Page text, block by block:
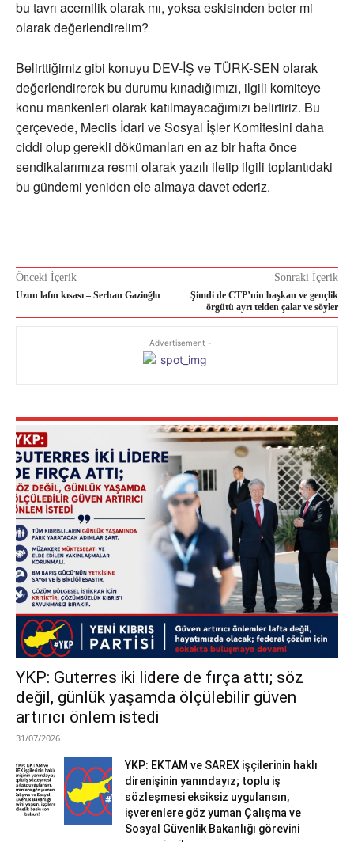
bu tavrı acemilik olarak mı, yoksa eskisinden beter mi
olarak değerlendirelim?
Belirttiğimiz gibi konuyu DEV-İŞ ve TÜRK-SEN olarak
değerlendirerek bu durumu kınadığımızı, ilgili komiteye
konu mankenleri olarak katılmayacağımızı belirtiriz. Bu
çerçevede, Meclis İdari ve Sosyal İşler Komitesini daha
ciddi olup gerekli dökümanları en az bir hafta önce
sendikalarımıza resmi olarak yazılı iletip ilgili toplantıdaki
bu gündemi yeniden ele almaya davet ederiz.
Önceki İçerik
Uzun lafın kısası – Serhan Gazioğlu
Sonraki İçerik
Şimdi de CTP’nin başkan ve gençlik
örgütü ayrı telden çalar ve söyler
- Advertisement -
YKP: Guterres iki lidere de fırça attı; söz
değil, günlük yaşamda ölçülebilir güven
artırıcı önlem istedi
31/07/2026
YKP: EKTAM ve SAREX işçilerinin haklı
direnişinin yanındayız; toplu iş
sözleşmesi eksiksiz uygulansın,
işverenlere göz yuman Çalışma ve
Sosyal Güvenlik Bakanlığı görevini